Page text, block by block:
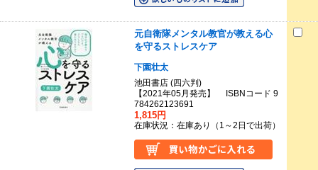
元自衛隊メンタル教官が教える心
を守るストレスケア
下園壮太
池田書店 (四六判)
【2021年05月発売】 ISBNコード 9
784262123691
1,815円
在庫状況：在庫あり（1～2日で出荷）